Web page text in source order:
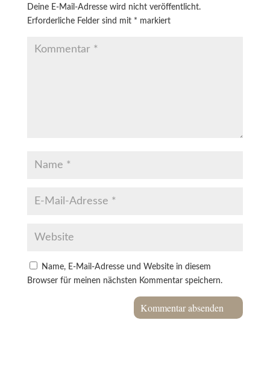
Deine E-Mail-Adresse wird nicht veröffentlicht.
Erforderliche Felder sind mit * markiert
Name, E-Mail-Adresse und Website in diesem
Browser für meinen nächsten Kommentar speichern.